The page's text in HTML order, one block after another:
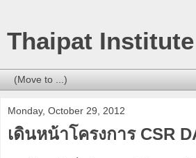
Thaipat Institute
Monday, October 29, 2012
เดินหน้าโครงการ CSR